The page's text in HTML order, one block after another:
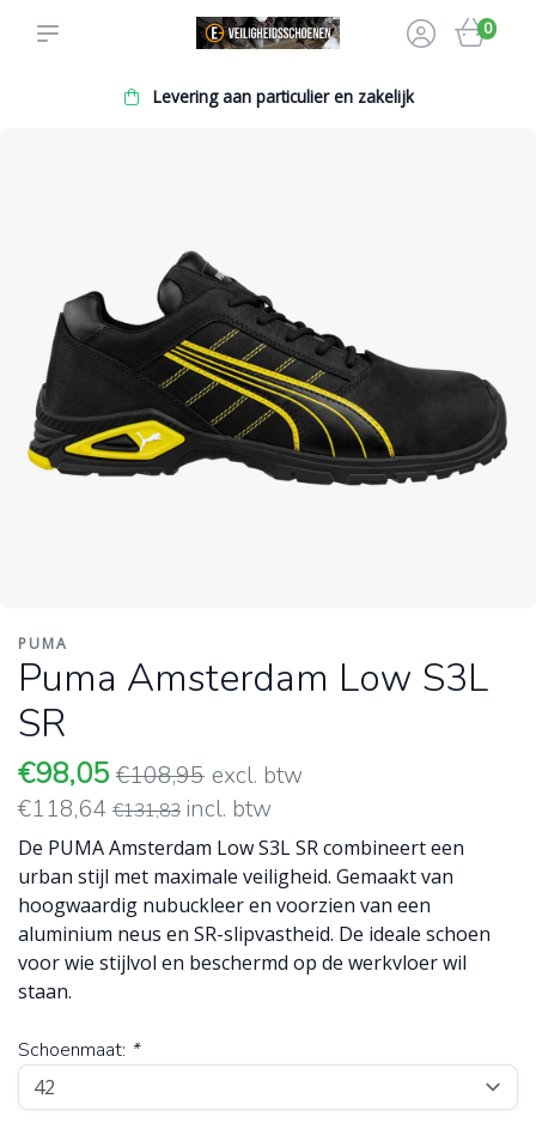
0
Levering aan particulier en zakelijk
PUMA
Puma Amsterdam Low S3L
SR
€98,05 €108,95 excl. btw
€118,64 €131,83 incl. btw
De PUMA Amsterdam Low S3L SR combineert een
urban stijl met maximale veiligheid. Gemaakt van
hoogwaardig nubuckleer en voorzien van een
aluminium neus en SR-slipvastheid. De ideale schoen
voor wie stijlvol en beschermd op de werkvloer wil
staan.
Schoenmaat: *